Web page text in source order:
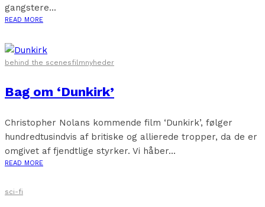
gangstere...
READ MORE
behind the scenesfilmnyheder
Bag om ‘Dunkirk’
Christopher Nolans kommende film ‘Dunkirk’, følger
hundredtusindvis af britiske og allierede tropper, da de er
omgivet af fjendtlige styrker. Vi håber...
READ MORE
sci-fi